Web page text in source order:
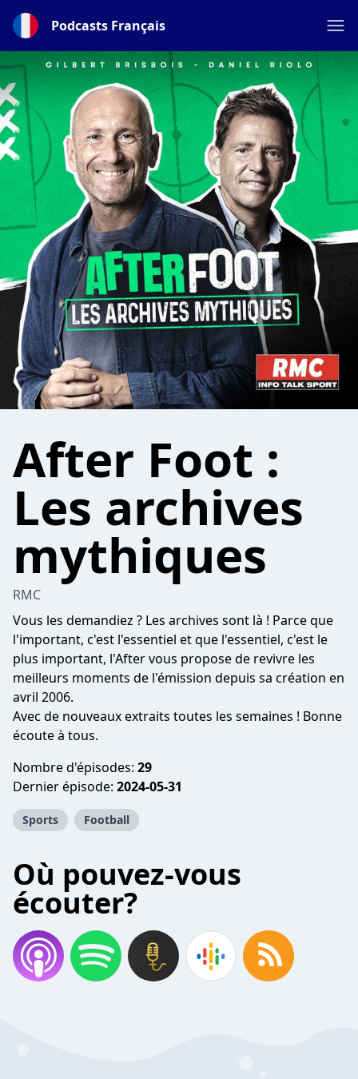
Podcasts Français
After Foot :
Les archives
mythiques
RMC
Vous les demandiez ? Les archives sont là ! Parce que
l'important, c'est l'essentiel et que l'essentiel, c'est le
plus important, l'After vous propose de revivre les
meilleurs moments de l'émission depuis sa création en
avril 2006.
Avec de nouveaux extraits toutes les semaines ! Bonne
écoute à tous.
Nombre d'épisodes: 29
Dernier épisode: 2024-05-31
Sports Football
Où pouvez-vous
écouter?